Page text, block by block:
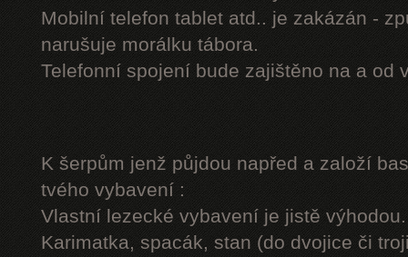
Mobilní telefon tablet atd.. je zakázán -
narušuje morálku tábora.
Telefonní spojení bude zajištěno na a od
K šerpům jenž půjdou napřed a založí
tvého vybavení :
Vlastní lezecké vybavení je jistě výhodou.
Karimatka, spacák, stan (do dvojice či